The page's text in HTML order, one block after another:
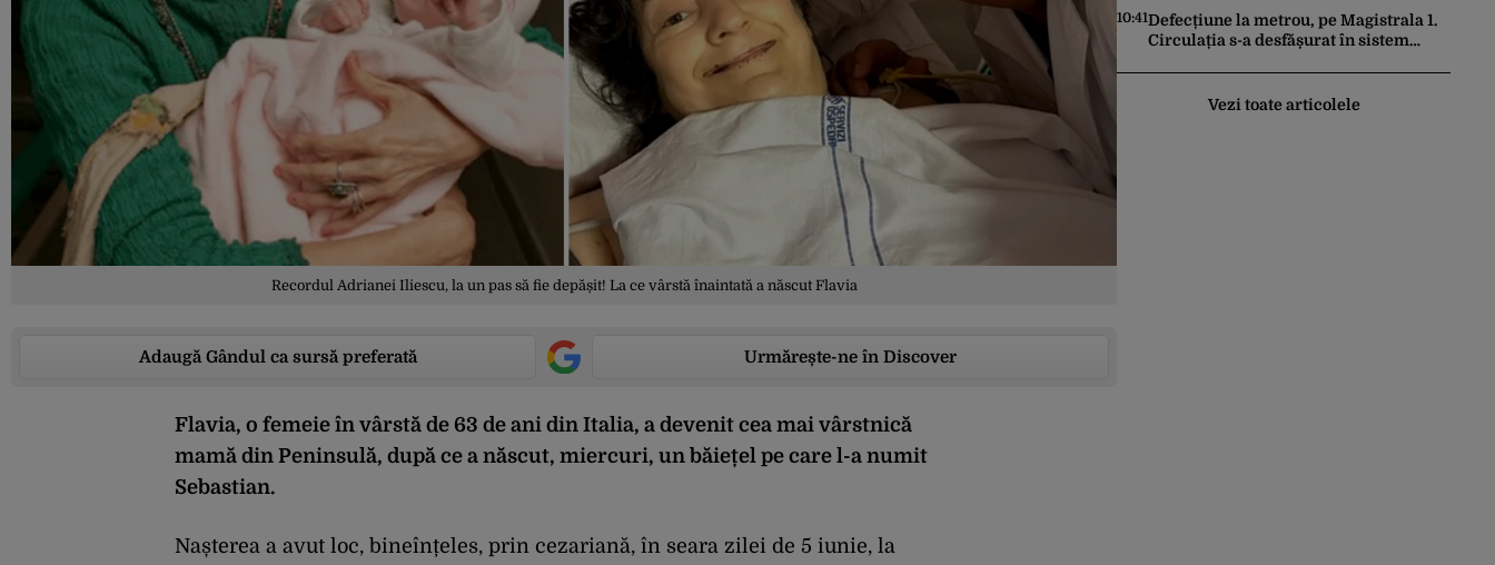
Recordul Adrianei Iliescu, la un pas să fie depășit! La ce vârstă înaintată a născut Flavia
Adaugă Gândul ca sursă preferată Urmărește-ne în Discover
Flavia, o femeie în vârstă de 63 de ani din Italia, a devenit cea mai vârstnică
mamă din Peninsulă, după ce a născut, miercuri, un băiețel pe care l-a numit
Sebastian.
Nașterea a avut loc, bineînțeles, prin cezariană, în seara zilei de 5 iunie, la
10:41Defecțiune la metrou, pe Magistrala 1.
Circulația s-a desfășurat în sistem
Vezi toate articolele